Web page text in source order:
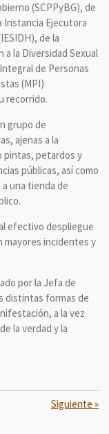
(SCPPyBG), de
Instancia Ejecutora
de la
a la Diversidad Sexual
de Personas
(MPI)
recorrido.
grupo de
ajenas a la
pintas, petardos y
públicas, así como
una tienda de
efectivo despliegue
mayores incidentes y
por la Jefa de
distintas formas de
a la vez
la verdad y la
Siguiente »